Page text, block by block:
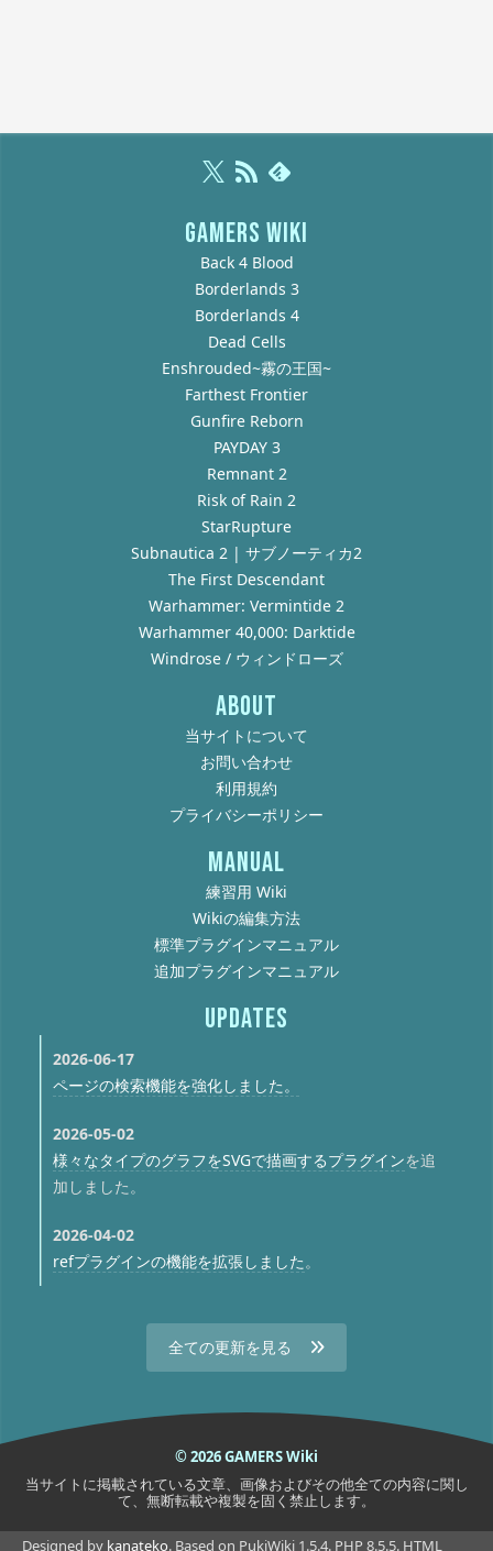
GAMERS WIKI
Back 4 Blood
Borderlands 3
Borderlands 4
Dead Cells
Enshrouded~霧の王国~
Farthest Frontier
Gunfire Reborn
PAYDAY 3
Remnant 2
Risk of Rain 2
StarRupture
Subnautica 2 | サブノーティカ2
The First Descendant
Warhammer: Vermintide 2
Warhammer 40,000: Darktide
Windrose / ウィンドローズ
ABOUT
当サイトについて
お問い合わせ
利用規約
プライバシーポリシー
MANUAL
練習用 Wiki
Wikiの編集方法
標準プラグインマニュアル
追加プラグインマニュアル
UPDATES
2026-06-17
ページの検索機能を強化しました。
2026-05-02
様々なタイプのグラフをSVGで描画するプラグインを追
加しました。
2026-04-02
refプラグインの機能を拡張しました 。
全ての更新を見る
© 2026 GAMERS Wiki
当サイトに掲載されている文章、画像およびその他全ての内容に関し
て、無断転載や複製を固く禁止します。
Designed by kanateko. Based on PukiWiki 1.5.4. PHP 8.5.5. HTML